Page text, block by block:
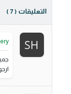
التعليقات ( 7 )